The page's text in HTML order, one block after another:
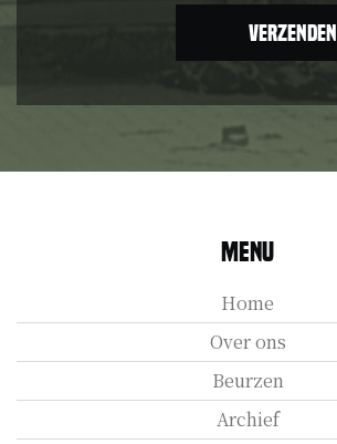
Verzenden
Menu
Home
Over ons
Beurzen
Archief